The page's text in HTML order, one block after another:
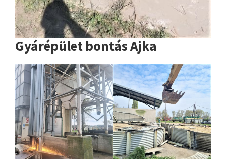
Gyárépület bontás Ajka